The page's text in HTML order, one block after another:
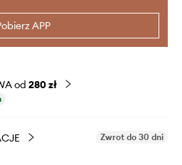
APP
od 280 zł
Zwrot do 30 dni